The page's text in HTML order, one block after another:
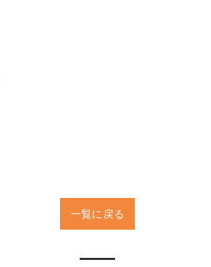
一覧に戻る